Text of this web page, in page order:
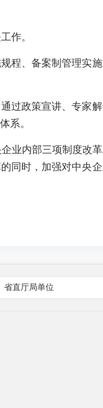
作。
程、备案制管理实
过政策宣讲、专家
系。
业内部三项制度改
同时，加强对中央
省直厅局单位